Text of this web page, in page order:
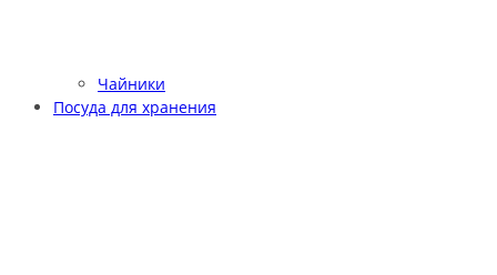
Чайники
Посуда для хранения